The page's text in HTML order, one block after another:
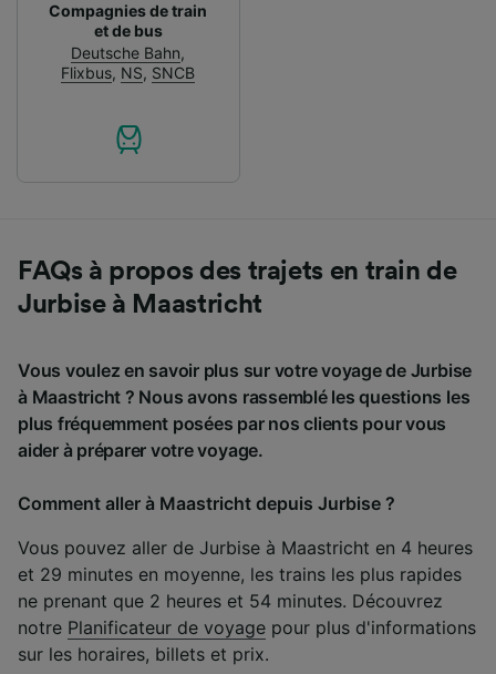
Compagnies de train
et de bus
Deutsche Bahn,
Flixbus, NS, SNCB
FAQs à propos des trajets en train de
Jurbise à Maastricht
Vous voulez en savoir plus sur votre voyage de Jurbise
à Maastricht ? Nous avons rassemblé les questions les
plus fréquemment posées par nos clients pour vous
aider à préparer votre voyage.
Comment aller à Maastricht depuis Jurbise ?
Vous pouvez aller de Jurbise à Maastricht en 4 heures
et 29 minutes en moyenne, les trains les plus rapides
ne prenant que 2 heures et 54 minutes. Découvrez
notre Planificateur de voyage pour plus d'informations
sur les horaires, billets et prix.